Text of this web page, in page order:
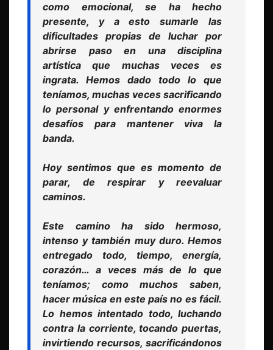
como emocional, se ha hecho
presente, y a esto sumarle las
dificultades propias de luchar por
abrirse paso en una disciplina
artística que muchas veces es
ingrata. Hemos dado todo lo que
teníamos, muchas veces sacrificando
lo personal y enfrentando enormes
desafíos para mantener viva la
banda.
Hoy sentimos que es momento de
parar, de respirar y reevaluar
caminos.
Este camino ha sido hermoso,
intenso y también muy duro. Hemos
entregado todo, tiempo, energía,
corazón… a veces más de lo que
teníamos; como muchos saben,
hacer música en este país no es fácil.
Lo hemos intentado todo, luchando
contra la corriente, tocando puertas,
invirtiendo recursos, sacrificándonos